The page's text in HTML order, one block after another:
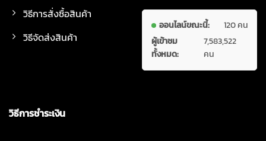
วิธีการสั่งซื้อสินค้า
วิธีจัดส่งสินค้า
ออนไลน์ขณะนี้:
120 คน
ผู้เข้าชม
ทั้งหมด:
7,583,522
คน
วิธีการชำระเงิน